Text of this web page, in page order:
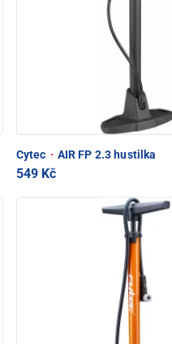
Cytec · AIR FP 2.3 hustilka
549 Kč